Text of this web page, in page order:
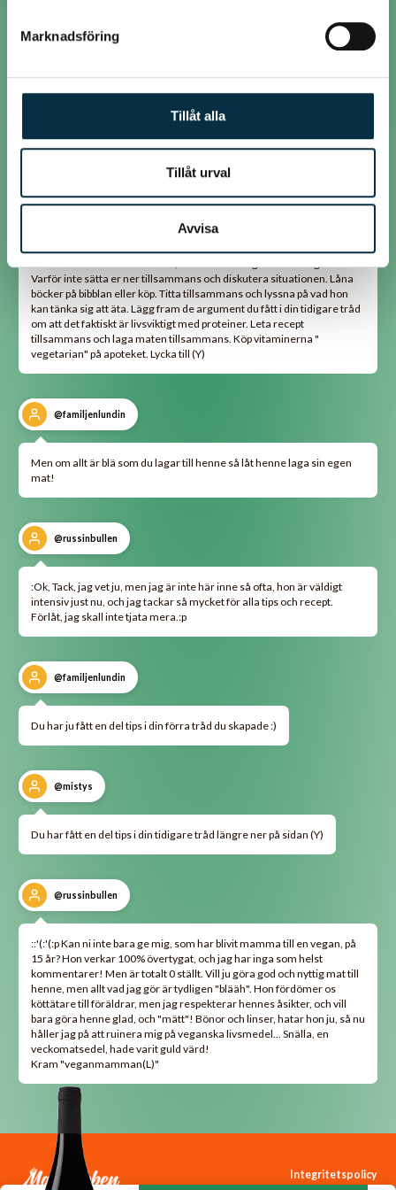
Marknadsföring
Tillåt alla
Tillåt urval
Avvisa
En del tips och recept kan ju din dotter själv söka fram kanske på
henne om hushållsbudgetar så hon förstår att det inte går att köpa
vegan halvfabrikat som är dyra utan att hon kan få prioritera. Kanske
sätta en egen budget för veganmaten och så kan hon få handla själv
och se vad hon kan få för pengarna, köper hon dyra saker som räcker
en vecka får hon väl lära sig att då fanns det inga andra alternativ än
att ex. koka egna linser och dylkt resten av månaden.
Behöver inte alls be om ursäkt, trodde bara du glömt din tidigare tråd.
Varför inte sätta er ner tillsammans och diskutera situationen. Låna
böcker på bibblan eller köp. Titta tillsammans och lyssna på vad hon
kan tänka sig att äta. Lägg fram de argument du fått i din tidigare tråd
om att det faktiskt är livsviktigt med proteiner. Leta recept
tillsammans och laga maten tillsammans. Köp vitaminerna "
vegetarian" på apoteket. Lycka till (Y)
@familjenlundin
Men om allt är blä som du lagar till henne så låt henne laga sin egen
mat!
@russinbullen
:Ok, Tack, jag vet ju, men jag är inte här inne så ofta, hon är väldigt
intensiv just nu, och jag tackar så mycket för alla tips och recept.
Förlåt, jag skall inte tjata mera.:p
@familjenlundin
Du har ju fått en del tips i din förra tråd du skapade :)
@mistys
Du har fått en del tips i din tidigare tråd längre ner på sidan (Y)
@russinbullen
::'(:'(:p Kan ni inte bara ge mig, som har blivit mamma till en vegan, på
15 år? Hon verkar 100% övertygat, och jag har inga som helst
kommentarer! Men är totalt 0 ställt. Vill ju göra god och nyttig mat till
henne, men allt vad jag gör är tydligen "blääh". Hon fördömer os
köttätare till föräldrar, men jag respekterar hennes åsikter, och vill
bara göra henne glad, och "mätt"! Bönor och linser, hatar hon ju, så nu
håller jag på att ruinera mig på veganska livsmedel... Snälla, en
veckomatsedel, hade varit guld värd!
Kram "veganmamman(L)"
Integritetspolicy